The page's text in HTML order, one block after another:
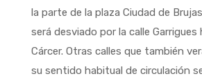
la parte de la plaza Ciudad de
será desviado por la calle Garrigues
Cárcer. Otras calles que también
su sentido habitual de circulación